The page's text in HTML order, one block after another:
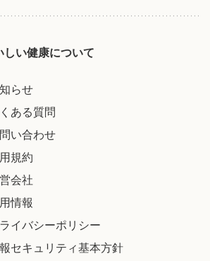
しい健康について
らせ
ある質問
い合わせ
規約
会社
情報
イバシーポリシー
セキュリティ基本方針